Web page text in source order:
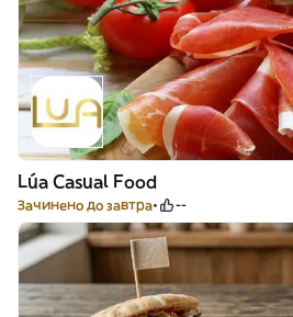
Lúa Casual Food
Зачинено до завтра --